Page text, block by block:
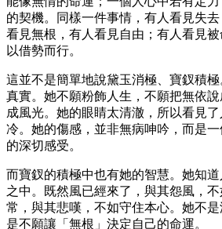
的契機。同樣一件事情，有人看見失
看見無根，有人看見自由；有人看見
以借勢而行。
這並不是簡單地說黛玉消極、寶釵積
真實。她不願粉飾人生，不願把無依
成風光。她的眼睛太清澈，所以看見
冷。她的傷感，並非無病呻吟，而是
的深切感受。
而寶釵的積極中也有她的智慧。她知
之中。既然風已經來了，與其怨風，
常，與其悲嘆，不如守住本心。她不
是不願讓「無根」決定自己的命運。